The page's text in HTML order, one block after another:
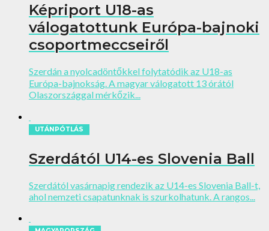
Képriport U18-as
válogatottunk Európa-bajnoki
csoportmeccseiről
Szerdán a nyolcadöntőkkel folytatódik az U18-as
Európa-bajnokság. A magyar válogatott 13 órától
Olaszországgal mérkőzik...
UTÁNPÓTLÁS
Szerdától U14-es Slovenia Ball
Szerdától vasárnapig rendezik az U14-es Slovenia Ball-t,
ahol nemzeti csapatunknak is szurkolhatunk. A rangos...